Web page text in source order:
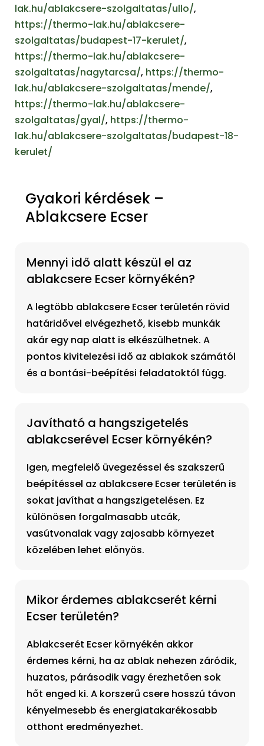
lak.hu/ablakcsere-szolgaltatas/ullo/,
https://thermo-lak.hu/ablakcsere-
szolgaltatas/budapest-17-kerulet/,
https://thermo-lak.hu/ablakcsere-
szolgaltatas/nagytarcsa/, https://thermo-
lak.hu/ablakcsere-szolgaltatas/mende/,
https://thermo-lak.hu/ablakcsere-
szolgaltatas/gyal/, https://thermo-
lak.hu/ablakcsere-szolgaltatas/budapest-18-
kerulet/
Gyakori kérdések –
Ablakcsere Ecser
Mennyi idő alatt készül el az
ablakcsere Ecser környékén?
A legtöbb ablakcsere Ecser területén rövid
határidővel elvégezhető, kisebb munkák
akár egy nap alatt is elkészülhetnek. A
pontos kivitelezési idő az ablakok számától
és a bontási-beépítési feladatoktól függ.
Javítható a hangszigetelés
ablakcserével Ecser környékén?
Igen, megfelelő üvegezéssel és szakszerű
beépítéssel az ablakcsere Ecser területén is
sokat javíthat a hangszigetelésen. Ez
különösen forgalmasabb utcák,
vasútvonalak vagy zajosabb környezet
közelében lehet előnyös.
Mikor érdemes ablakcserét kérni
Ecser területén?
Ablakcserét Ecser környékén akkor
érdemes kérni, ha az ablak nehezen záródik,
huzatos, párásodik vagy érezhetően sok
hőt enged ki. A korszerű csere hosszú távon
kényelmesebb és energiatakarékosabb
otthont eredményezhet.